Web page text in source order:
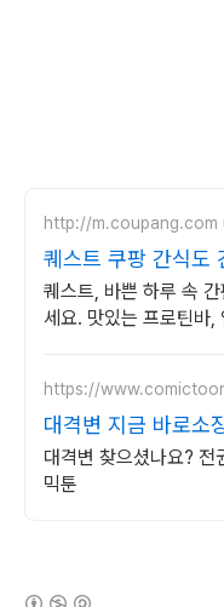
http://m.coupang.com
퀘스트 쿠팡 간식도
퀘스트, 바쁜 하루 속
세요. 맛있는 프로틴바,
https://
대격변 지금 바로소
세트
대격변 찾으셨나요? 전
믹툰